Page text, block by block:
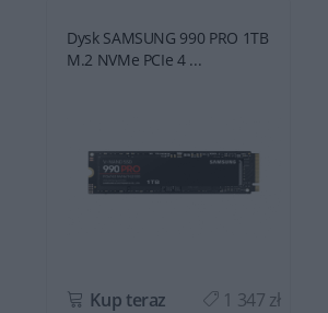
Dysk SAMSUNG 990 PRO 1TB
M.2 NVMe PCIe 4 ...
Kup teraz 1 347 zł